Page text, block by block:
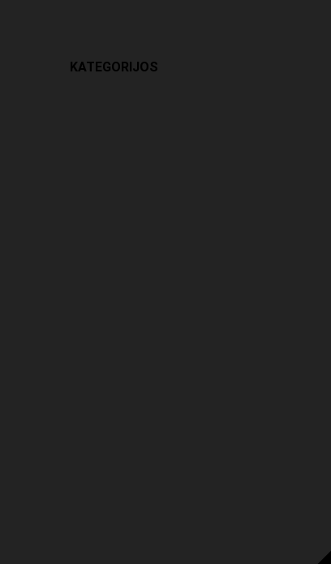
KATEGORIJOS